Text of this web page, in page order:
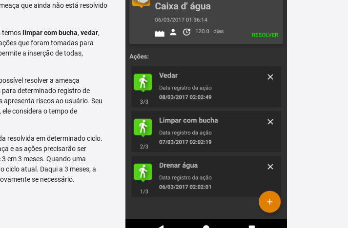
que ainda não está resolvido
temos limpar com bucha, vedar,
que foram tomadas para
a inserção de todas,
resolver a ameaça
para determinado registro de
apresenta riscos ao usuário. Seu
considera o tempo de
resolvida em determinado ciclo.
e as ações precisarão ser
em 3 meses. Quando uma
ciclo atual. Daqui a 3 meses, a
se necessário.